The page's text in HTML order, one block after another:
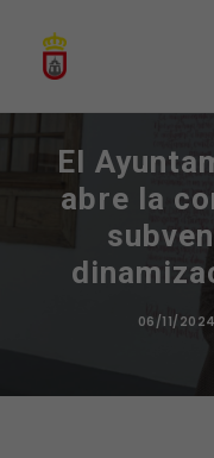
El
abre la
06/11/2024